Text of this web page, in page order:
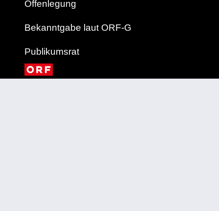
Offenlegung
Bekanntgabe laut ORF-G
Publikumsrat